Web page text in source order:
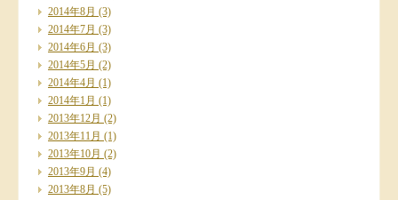
2014年8月 (3)
2014年7月 (3)
2014年6月 (3)
2014年5月 (2)
2014年4月 (1)
2014年1月 (1)
2013年12月 (2)
2013年11月 (1)
2013年10月 (2)
2013年9月 (4)
2013年8月 (5)